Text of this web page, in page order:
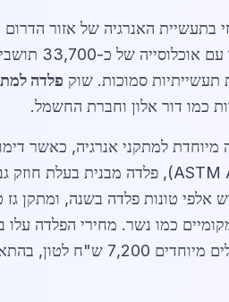
מרכיב מרכזי בתעשיית האנרגיה של
לאומיים להגברת
תעשייתיות סמוכות. שוק פלדה
כמו דור אלון וחברת החשמל.
טונות פלדה בשנה, ומתקן